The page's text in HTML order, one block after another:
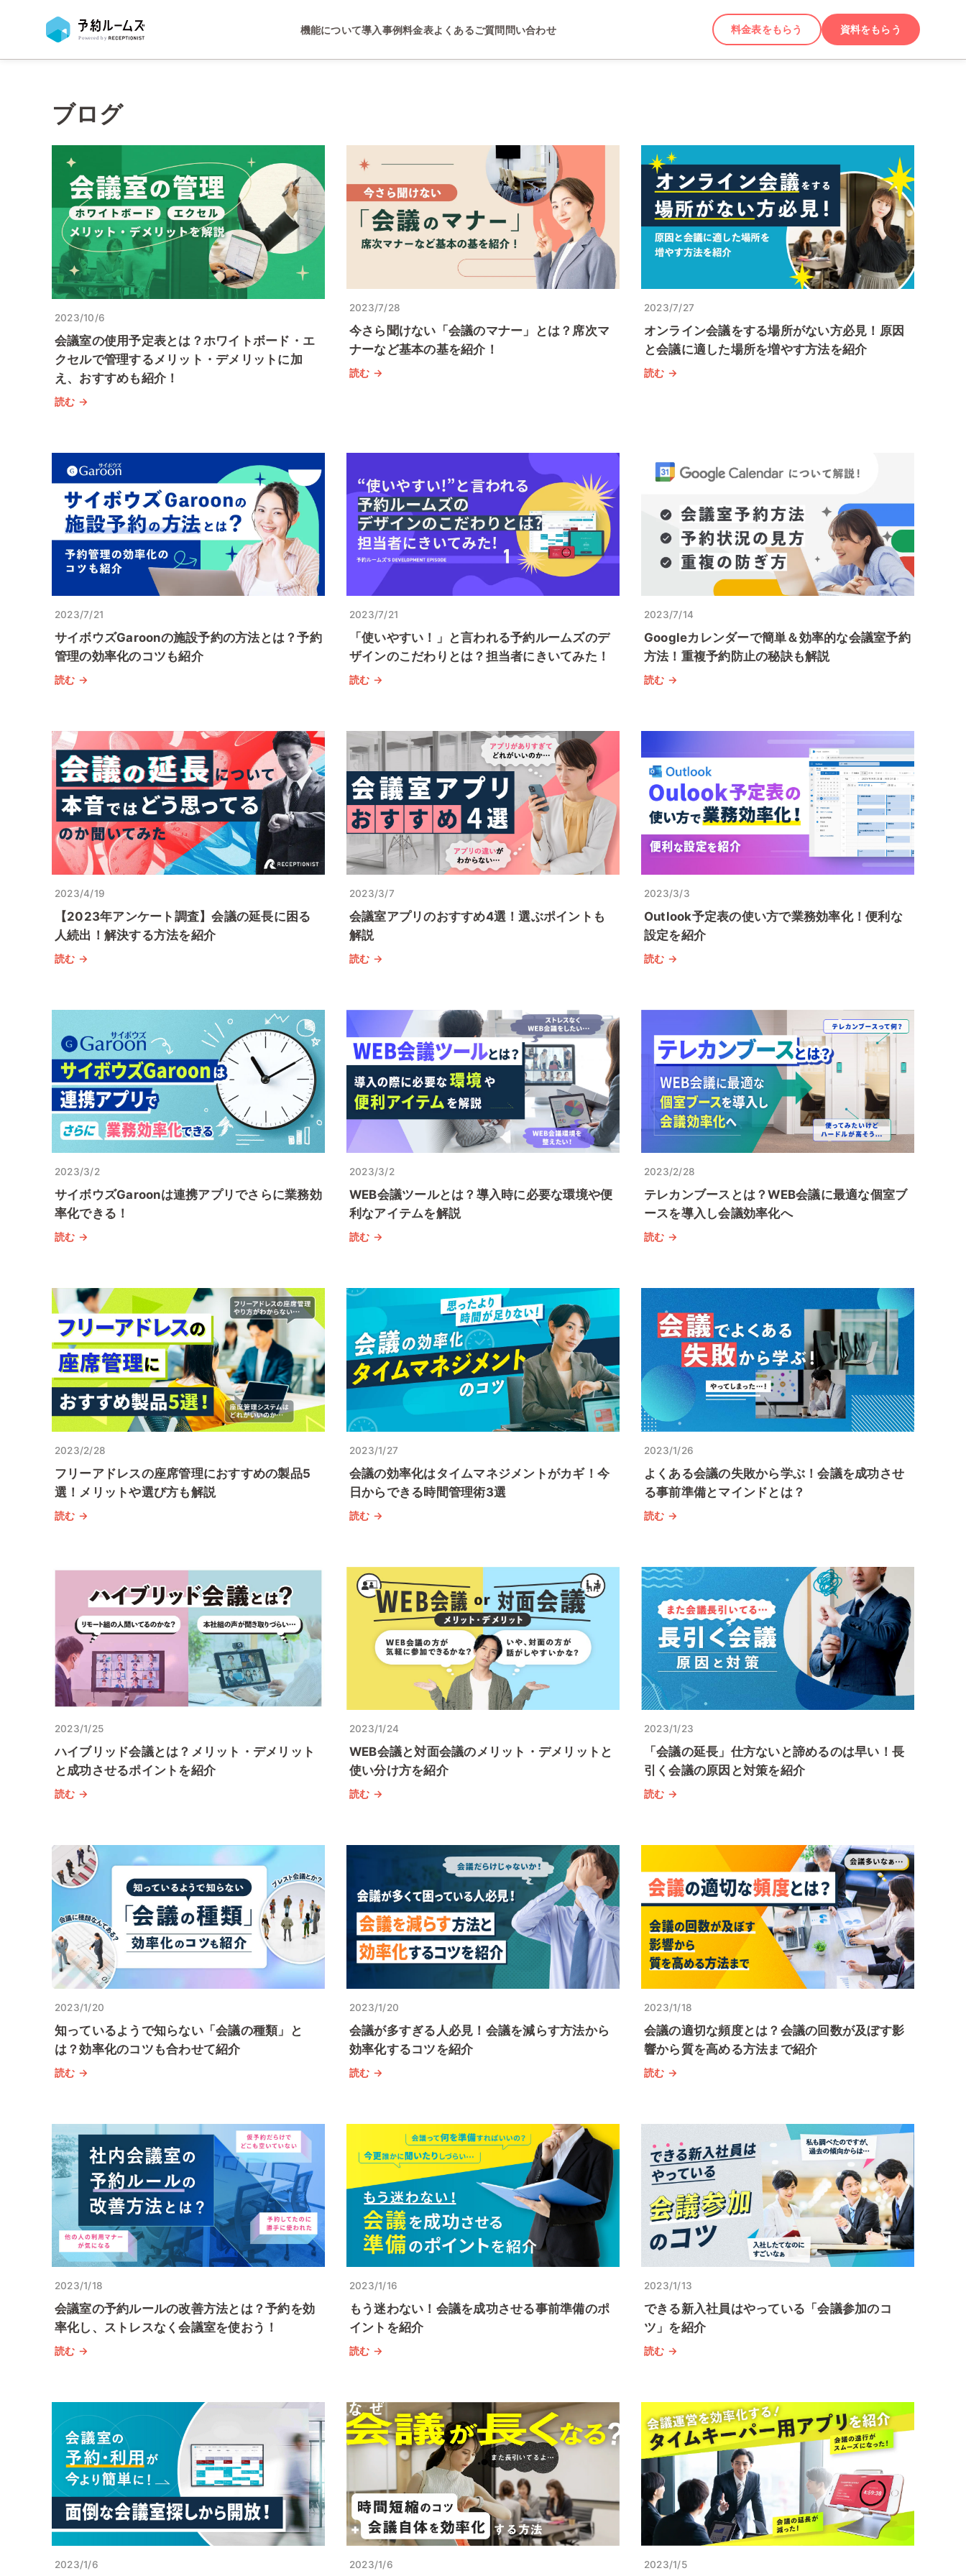
機能について導入事例料金表よくあるご質問問い合わせ 料金表をもらう 資料をもらう
ブログ
2023/10/6
会議室の使用予定表とは？ホワイトボード・エ
クセルで管理するメリット・デメリットに加
え、おすすめも紹介！
読む →
2023/7/28
今さら聞けない「会議のマナー」とは？席次マ
ナーなど基本の基を紹介！
読む →
2023/7/27
オンライン会議をする場所がない方必見！原因
と会議に適した場所を増やす方法を紹介
読む →
2023/7/21
サイボウズGaroonの施設予約の方法とは？予約
管理の効率化のコツも紹介
読む →
2023/7/21
「使いやすい！」と言われる予約ルームズのデ
ザインのこだわりとは？担当者にきいてみた！
読む →
2023/7/14
Googleカレンダーで簡単＆効率的な会議室予約
方法！重複予約防止の秘訣も解説
読む →
2023/4/19
【2023年アンケート調査】会議の延長に困る
人続出！解決する方法を紹介
読む →
2023/3/7
会議室アプリのおすすめ4選！選ぶポイントも
解説
読む →
2023/3/3
Outlook予定表の使い方で業務効率化！便利な
設定を紹介
読む →
2023/3/2
サイボウズGaroonは連携アプリでさらに業務効
率化できる！
読む →
2023/3/2
WEB会議ツールとは？導入時に必要な環境や便
利なアイテムを解説
読む →
2023/2/28
テレカンブースとは？WEB会議に最適な個室ブ
ースを導入し会議効率化へ
読む →
2023/2/28
フリーアドレスの座席管理におすすめの製品5
選！メリットや選び方も解説
読む →
2023/1/27
会議の効率化はタイムマネジメントがカギ！今
日からできる時間管理術3選
読む →
2023/1/26
よくある会議の失敗から学ぶ！会議を成功させ
る事前準備とマインドとは？
読む →
2023/1/25
ハイブリッド会議とは？メリット・デメリット
と成功させるポイントを紹介
読む →
2023/1/24
WEB会議と対面会議のメリット・デメリットと
使い分け方を紹介
読む →
2023/1/23
「会議の延長」仕方ないと諦めるのは早い！長
引く会議の原因と対策を紹介
読む →
2023/1/20
知っているようで知らない「会議の種類」と
は？効率化のコツも合わせて紹介
読む →
2023/1/20
会議が多すぎる人必見！会議を減らす方法から
効率化するコツを紹介
読む →
2023/1/18
会議の適切な頻度とは？会議の回数が及ぼす影
響から質を高める方法まで紹介
読む →
2023/1/18
会議室の予約ルールの改善方法とは？予約を効
率化し、ストレスなく会議室を使おう！
読む →
2023/1/16
もう迷わない！会議を成功させる事前準備のポ
イントを紹介
読む →
2023/1/13
できる新入社員はやっている「会議参加のコ
ツ」を紹介
読む →
2023/1/6 2023/1/6 2023/1/5